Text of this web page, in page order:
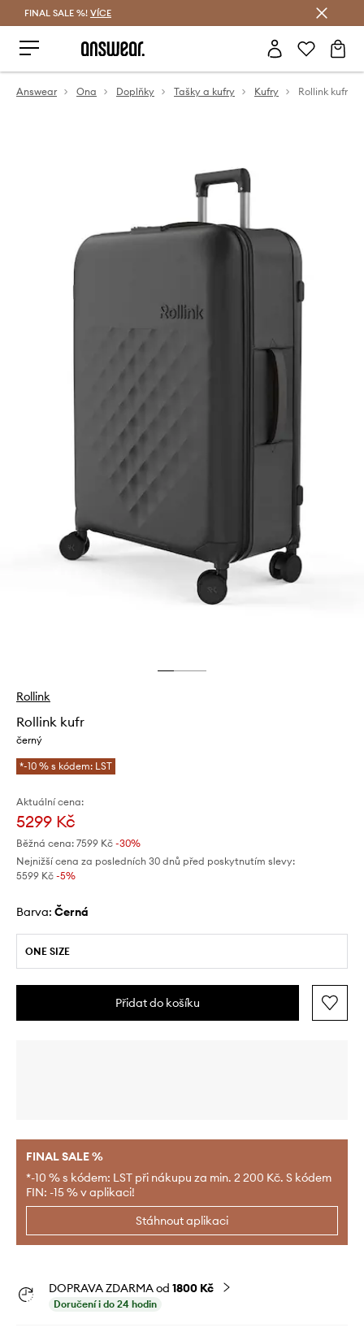
FINAL SALE %! VÍCE
Answear Ona Doplňky Tašky a kufry Kufry Rollink kufr
Rollink
Rollink kufr
černý
*-10 % s kódem: LST
Aktuální cena:
5299 Kč
Běžná cena: 7599 Kč -30%
Nejnižší cena za posledních 30 dnů před poskytnutím slevy:
5599 Kč -5%
Barva: černá
ONE SIZE
Přidat do košíku
FINAL SALE %
*-10 % s kódem: LST při nákupu za min. 2 200 Kč. S kódem
FIN: -15 % v aplikaci!
Stáhnout aplikaci
DOPRAVA ZDARMA od 1800 Kč
Doručení i do 24 hodin